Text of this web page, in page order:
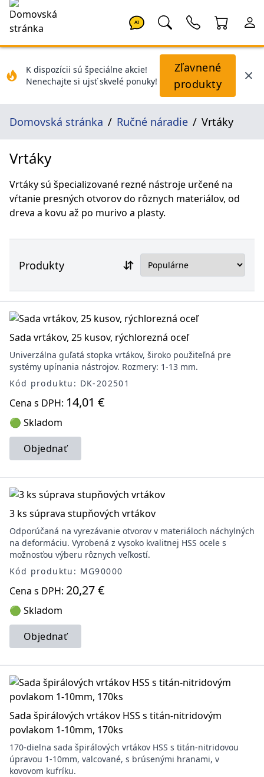
AI
K dispozícii sú špeciálne akcie!
Nenechajte si ujsť skvelé ponuky!
Zľavnené
produkty
Domovská stránka Ručné náradie Vrtáky
Vrtáky
Vrtáky sú špecializované rezné nástroje určené na
vŕtanie presných otvorov do rôznych materiálov, od
dreva a kovu až po murivo a plasty.
Produkty
Sada vrtákov, 25 kusov, rýchlorezná oceľ
Univerzálna guľatá stopka vrtákov, široko použiteľná pre
systémy upínania nástrojov. Rozmery: 1-13 mm.
Kód produktu: DK-202501
Cena s DPH: 14,01 €
🟢 Skladom
Objednať
3 ks súprava stupňových vrtákov
Odporúčaná na vyrezávanie otvorov v materiáloch náchylných
na deformáciu. Vyrobená z vysoko kvalitnej HSS ocele s
možnosťou výberu rôznych veľkostí.
Kód produktu: MG90000
Cena s DPH: 20,27 €
🟢 Skladom
Objednať
Sada špirálových vrtákov HSS s titán-nitridovým
povlakom 1-10mm, 170ks
170-dielna sada špirálových vrtákov HSS s titán-nitridovou
úpravou 1-10mm, valcované, s brúsenými hranami, v
kovovom kufríku.